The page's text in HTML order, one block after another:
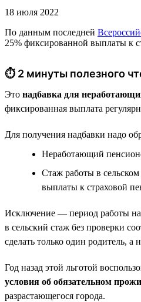
18 июля 2022
По данным последней
25% фиксированной выплаты к
⏱ 2 минуты полезного
Это надбавка для
фиксированная выплата
Для получения надбавки надо
Неработающий
Стаж работы в
выплаты к страховой
Исключение — период работы на
в сельский стаж без проверки
сделать только один родитель, а
Год назад этой льготой
условия об обязательном
разрастающегося города.